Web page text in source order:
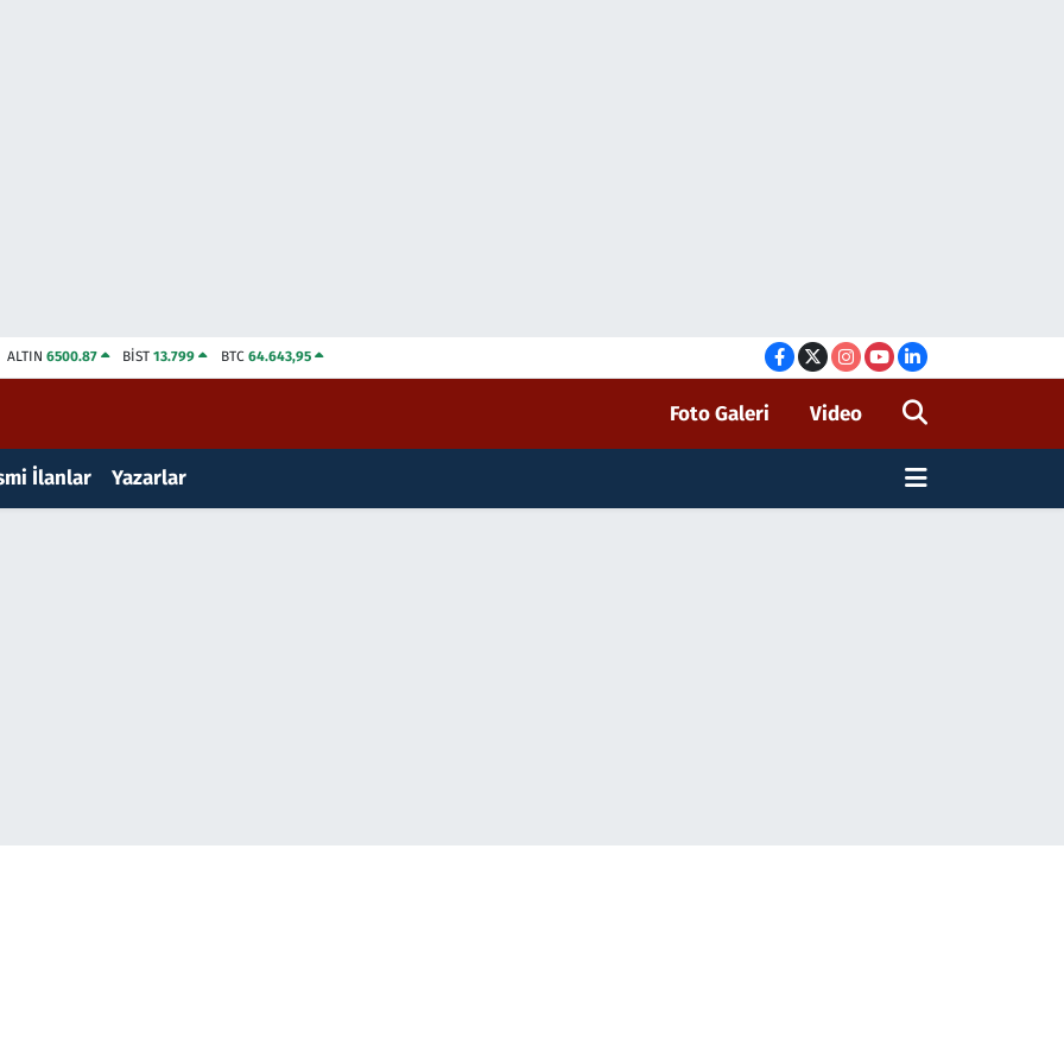
ALTIN 6500.87 BİST13.799 BTC 64.643,95
Foto Galeri Video
İlanlar Yazarlar